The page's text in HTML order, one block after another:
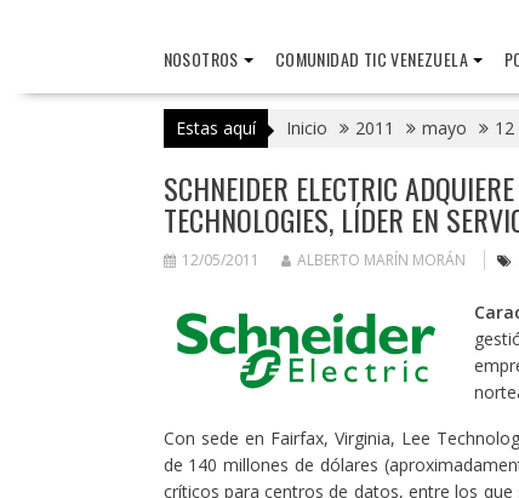
NOSOTROS COMUNIDAD TIC VENEZUELA
Estas aquí Inicio 2011 mayo 12
SCHNEIDER ELECTRIC
TECHNOLOGIES, LÍDER EN
12/05/2011 ALBERTO MARÍN MORÁN
Con sede en Fairfax, Virginia, Lee
de 140 millones de dólares
críticos para centros de datos, entre los